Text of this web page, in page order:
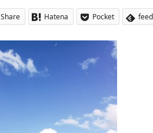
Share Hatena Pocket